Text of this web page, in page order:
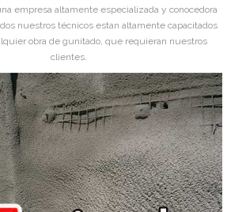
empresa altamente especializada y conocedora
nuestros técnicos estan altamente capacitados
obra de gunitado, que requieran nuestros
clientes.